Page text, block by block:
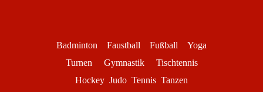
Badminton Faustball Fußball
Yoga
Turnen
Gymnastik Tischtennis
Hockey Judo Tennis Tanzen